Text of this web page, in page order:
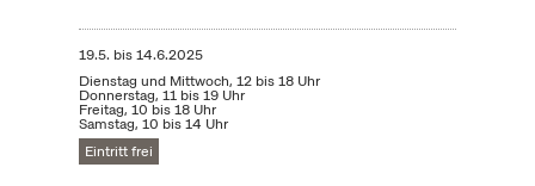
19.5. bis14.6.2025
Dienstag und Mittwoch, 12 bis 18 Uhr
Donnerstag, 11 bis 19 Uhr
Freitag, 10 bis 18 Uhr
Samstag, 10 bis 14 Uhr
Eintritt frei